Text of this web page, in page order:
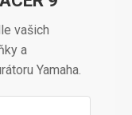
vašich
a
Yamaha.